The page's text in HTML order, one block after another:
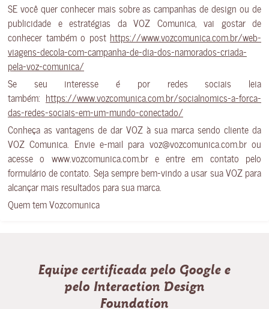
SE você quer conhecer mais sobre as campanhas de design ou de
publicidade e estratégias da VOZ Comunica, vai gostar de
conhecer também o post https://www.vozcomunica.com.br/web-
viagens-decola-com-campanha-de-dia-dos-namorados-criada-
pela-voz-comunica/
Se seu interesse é por redes sociais leia
também: https://www.vozcomunica.com.br/socialnomics-a-forca-
das-redes-sociais-em-um-mundo-conectado/
Conheça as vantagens de dar VOZ à sua marca sendo cliente da
VOZ Comunica. Envie e-mail para voz@vozcomunica.com.br ou
acesse o www.vozcomunica.com.br e entre em contato pelo
formulário de contato. Seja sempre bem-vindo a usar sua VOZ para
alcançar mais resultados para sua marca.
Quem tem Vozcomunica
Equipe certificada pelo Google e
pelo Interaction Design
Foundation